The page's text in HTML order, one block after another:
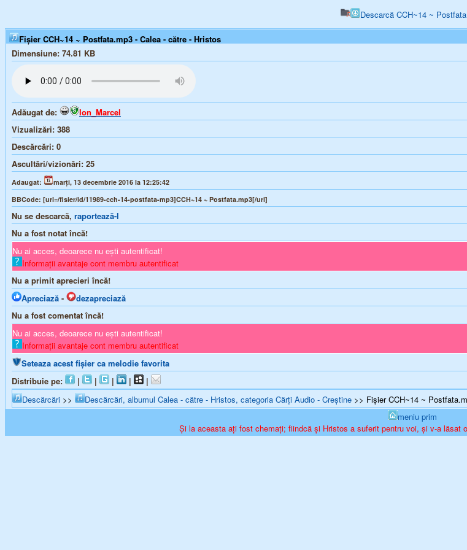
Descarcă CCH~14 ~
Fișier CCH~14 ~ Postfata.mp3 - Calea - către - Hristos
Dimensiune: 74.81 KB
Adăugat de:
Ion_Marcel
Vizualizări: 388
Descărcări: 0
Ascultări/vizionări: 25
Adaugat:
marți, 13 decembrie 2016 la 12:25:42
BBCode: [url=/fisier/id/11989-cch-14-postfata-mp3]CCH~14 ~ Postfata.mp3[/url]
Nu se descarcă, raportează-l
Nu a fost notat încă!
Nu ai acces, deoarece nu ești autentificat!
Informații avantaje cont membru autentificat
Nu a primit aprecieri încă!
Apreciază -
dezapreciază
Nu a fost comentat încă!
Nu ai acces, deoarece nu ești autentificat!
Informații avantaje cont membru autentificat
Seteaza acest fișier ca melodie favorita
Distribuie pe:
| | | |
|
Descărcări >> Descărcări, albumul Calea - către - Hristos, categoria Cărţi Audio - Creștine >> Fișier CCH~14 ~
meniu prim
Și la aceasta ați fost chemați; fiindcă și Hristos a suferit pentru voi, și v-a lăsat